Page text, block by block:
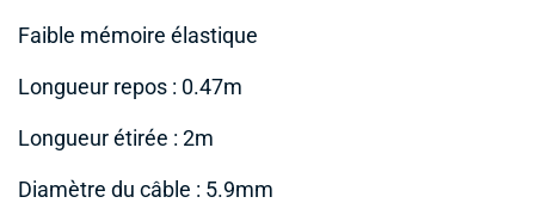
Faible mémoire élastique
Longueur repos : 0.47m
Longueur étirée : 2m
Diamètre du câble : 5.9mm